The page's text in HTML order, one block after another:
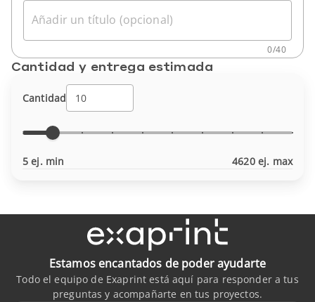
Añadir un título (opcional)
0/40
Cantidad y entrega estimada
Cantidad
5 ej. min 4620 ej. max
Estamos encantados de poder ayudarte
Todo el equipo de Exaprint está aquí para responder a tus
preguntas y acompañarte en tus proyectos.